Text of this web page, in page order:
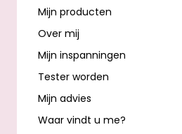
Mijn producten
Over mij
Mijn inspanningen
Tester worden
Mijn advies
Waar vindt u me?